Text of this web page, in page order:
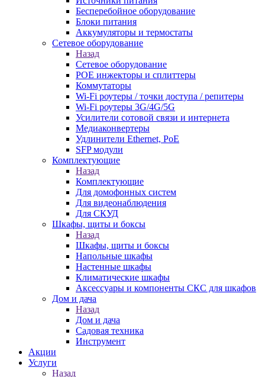
Бесперебойное оборудование
Блоки питания
Аккумуляторы и термостаты
Сетевое оборудование
Назад
Сетевое оборудование
POE инжекторы и сплиттеры
Коммутаторы
Wi-Fi роутеры / точки доступа / репитеры
Wi-Fi роутеры 3G/4G/5G
Усилители сотовой связи и интернета
Медиаконвертеры
Удлинители Ethernet, PoE
SFP модули
Комплектующие
Назад
Комплектующие
Для домофонных систем
Для видеонаблюдения
Для СКУД
Шкафы, щиты и боксы
Назад
Шкафы, щиты и боксы
Напольные шкафы
Настенные шкафы
Климатические шкафы
Аксессуары и компоненты СКС для шкафов
Дом и дача
Назад
Дом и дача
Садовая техника
Инструмент
Акции
Услуги
Назад